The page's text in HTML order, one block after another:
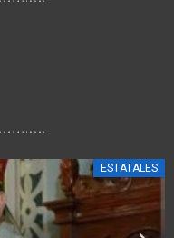
ESTATALES